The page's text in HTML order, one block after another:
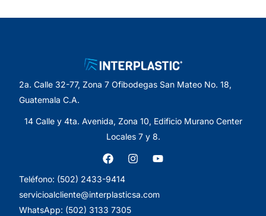
2a. Calle 32-77, Zona 7 Ofibodegas San Mateo No. 18,
Guatemala C.A.
14 Calle y 4ta. Avenida, Zona 10, Edificio Murano Center
Locales 7 y 8.
Teléfono: (502) 2433-9414
servicioalcliente@interplasticsa.com
WhatsApp: (502) 3133 7305